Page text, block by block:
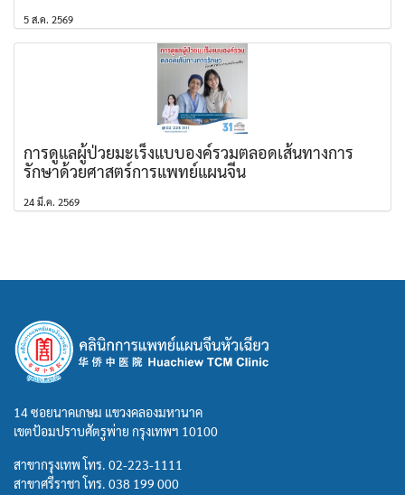
5 ส.ค. 2569
การดูแลผู้ป่วยมะเร็งแบบองค์รวมตลอดเส้นทางการ
รักษาด้วยศาสตร์การแพทย์แผนจีน
24 มี.ค. 2569
14 ซอยนาคเกษม แขวงคลองมหานาค
เขตป้อมปราบศัตรูพ่าย กรุงเทพฯ 10100
สาขากรุงเทพ โทร. 02-223-1111
สาขาศรีราชา โทร. 038 199 000